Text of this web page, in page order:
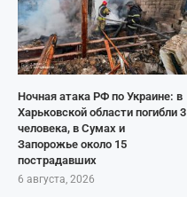
Ночная атака РФ по Украине: в
Харьковской области погибли 3
человека, в Сумах и
Запорожье около 15
пострадавших
6 августа, 2026